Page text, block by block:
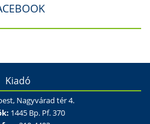
Kiadó
Nagyvárad tér 4.
1445 Bp. Pf. 370